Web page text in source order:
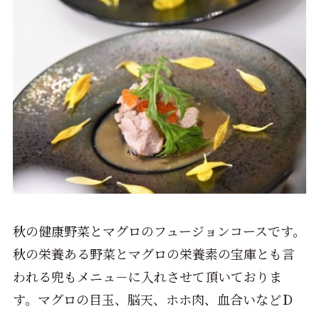
秋の健康野菜とマグロのフュージョンコースです。
秋の栄養ある野菜とマグロの栄養素の宝庫とも言
われる兜もメニュ－に入れさせて頂いておりま
す。マグロの目玉、脳天、ホホ肉、血合いなどＤ